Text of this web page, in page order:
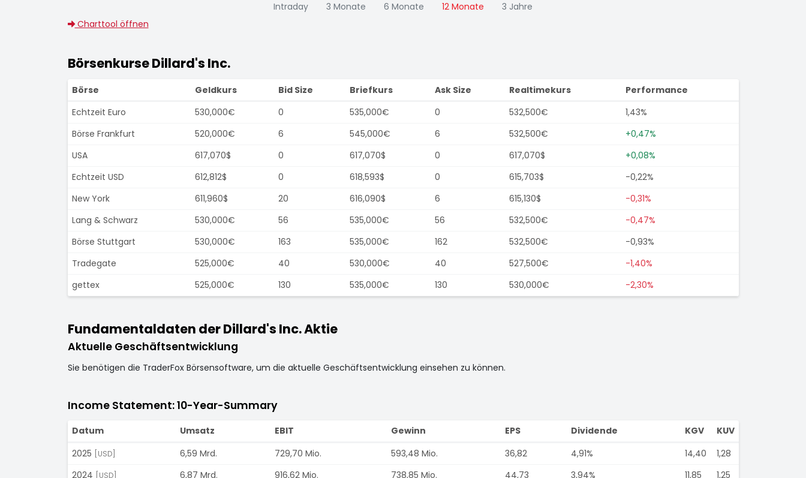
Intraday 3 Monate 6 Monate 12 Monate
3 Jahre
Charttool öffnen
Börsenkurse Dillard's Inc.
Börse Geldkurs Bid Size Briefkurs Ask Size Realtimekurs
Performance
Echtzeit Euro
530,000€ 0 535,000€ 0 532,500€
1,43%
Börse Frankfurt
520,000€ 6 545,000€ 6 532,500€
+0,47%
USA
617,070$ 0 617,070$ 0 617,070$
+0,08%
Echtzeit USD
612,812$ 0 618,593$ 0 615,703$
-0,22%
New York
611,960$ 20 616,090$ 6 615,130$
-0,31%
Lang & Schwarz
530,000€ 56 535,000€ 56 532,500€
-0,47%
Börse Stuttgart
530,000€ 163 535,000€ 162 532,500€
-0,93%
Tradegate
525,000€ 40 530,000€ 40 527,500€
-1,40%
gettex
525,000€ 130 535,000€ 130 530,000€ -2,30%
Fundamentaldaten der Dillard's Inc. Aktie
Aktuelle Geschäftsentwicklung
Sie benötigen die TraderFox Börsensoftware, um die aktuelle Geschäftsentwicklung einsehen zu können.
Income Statement: 10-Year-Summary
Datum Umsatz EBIT Gewinn EPS Dividende KGV
KUV
2025
[USD] 6,59 Mrd. 729,70 Mio. 593,48 Mio. 36,82 4,91% 14,40
1,28
2024
[USD] 6,87 Mrd. 916,62 Mio. 738,85 Mio. 44,73 3,94% 11,85
1,25